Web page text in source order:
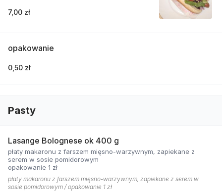
7,00 zł
opakowanie
0,50 zł
Pasty
Lasange Bolognese ok 400 g
płaty makaronu z farszem mięsno-warzywnym, zapiekane z
serem w sosie pomidorowym
opakowanie 1 zł
płaty makaronu z farszem mięsno-warzywnym, zapiekane z serem w
sosie pomidorowym / opakowanie 1 zł